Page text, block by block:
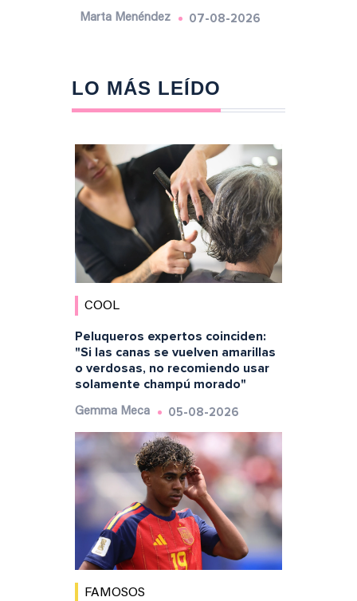
Marta Menéndez 07-08-2026
LO MÁS LEÍDO
COOL
Peluqueros expertos coinciden:
"Si las canas se vuelven amarillas
o verdosas, no recomiendo usar
solamente champú morado"
Gemma Meca 05-08-2026
FAMOSOS